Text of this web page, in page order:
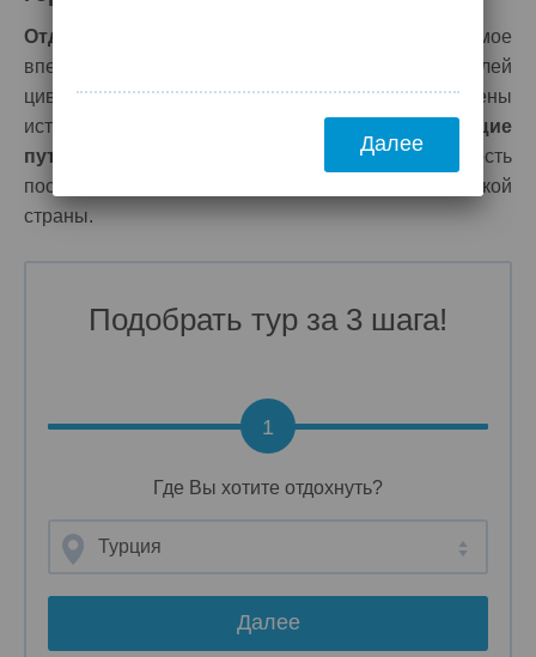
Далее
Отдых в Греции
всегда оставляет неизгладимое
впечатление того что эта страна одна из колыбелей
цивилизаций.Туры в Грециюнасыщены
историческими памятниками и экскурсиями.
Горящие
путевки в Грецию
предоставят вам возможность
посетить лучшие исторические места этой великой
страны.
Подобрать тур за 3 шага!
Где Вы хотите отдохнуть?
Турция
Далее
1